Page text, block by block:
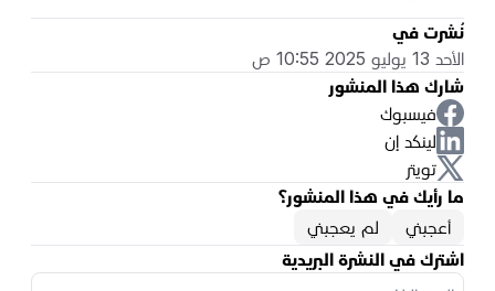
نُشرت في
الأحد 13 يوليو 2025 10:55 ص
شارك هذا المنشور
فيسبوك
لينكد إن
تويتر
ما رأيك في هذا المنشور؟
أعجبني
لم يعجبني
اشترك في النشرة البريدية